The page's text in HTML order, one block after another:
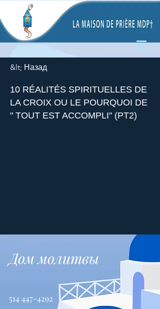
&lt; Назад
10 RÉALITÉS SPIRITUELLES DE
LA CROIX OU LE POURQUOI DE
" TOUT EST ACCOMPLI" (PT2)
Дом молитвы
514 447-4292